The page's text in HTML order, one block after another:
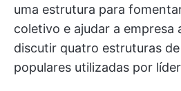
uma estrutura para
coletivo e ajudar a empresa
discutir quatro estruturas
populares utilizadas por